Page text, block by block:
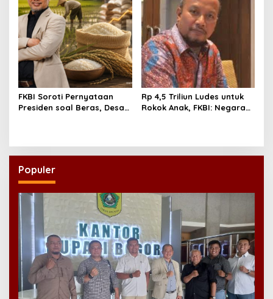
FKBI Soroti Pernyataan
Presiden soal Beras, Desak
Rp 4,5 Triliun Ludes untuk
Rokok Anak, FKBI: Negara
Populer